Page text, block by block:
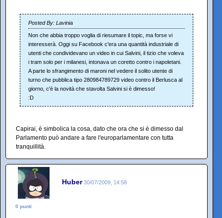
Posted By: Lavinia
Non che abbia troppo voglia di riesumare il topic, ma forse vi
interesserà. Oggi su Facebook c'era una quantità industriale di
utenti che condividevano un video in cui Salvini, il tizio che voleva
i tram solo per i milanesi, intonava un coretto contro i napoletani.
A parte lo sfrangimento di maroni nel vedere il solito utente di
turno che pubblica tipo 280984789729 video contro il Berlusca al
giorno, c'è la novità che stavolta Salvini si è dimesso!
:D
Capirai, è simbolica la cosa, dato che ora che si è dimesso dal
Parlamento può andare a fare l'europarlamentare con tutta
tranquillità.
Huber 30/07/2009, 14:58
0 punti